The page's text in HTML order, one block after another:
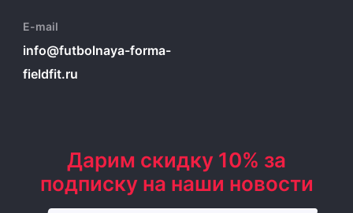
E-mail
info@futbolnaya-forma-
fieldfit.ru
Дарим скидку 10% за
подписку на наши новости